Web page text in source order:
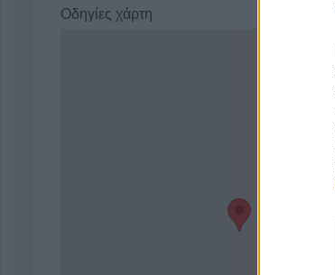
Οδηγίες χάρτη